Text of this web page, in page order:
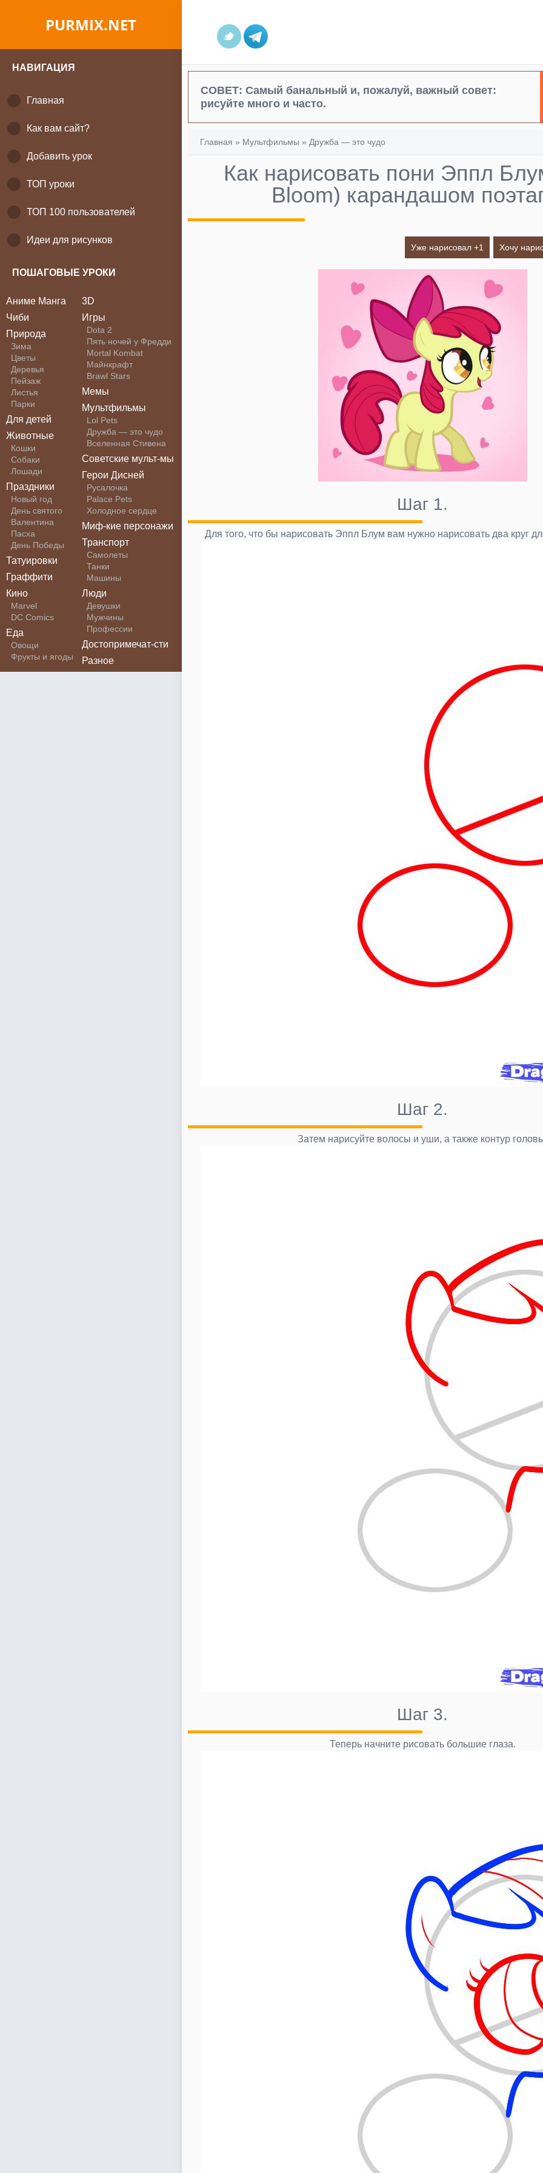
PURMIX.NET
НАВИГАЦИЯ
Главная
Как вам сайт?
Добавить урок
ТОП уроки
ТОП 100 пользователей
Идеи для рисунков
ПОШАГОВЫЕ УРОКИ
Аниме Манга
Чиби
Природа
Зима
Цветы
Деревья
Пейзаж
Листья
Парки
Для детей
Животные
Кошки
Собаки
Лошади
Праздники
Новый год
День святого
Валентина
Пасха
День Победы
Татуировки
Граффити
Кино
Marvel
DC Comics
Еда
Овощи
Фрукты и ягоды
3D
Игры
Dota 2
Пять ночей у Фредди
Mortal Kombat
Майнкрафт
Brawl Stars
Мемы
Мультфильмы
Lol Pets
Дружба — это чудо
Вселенная Стивена
Советские мульт-мы
Герои Дисней
Русалочка
Palace Pets
Холодное сердце
Миф-кие персонажи
Транспорт
Самолеты
Танки
Машины
Люди
Девушки
Мужчины
Профессии
Достопримечат-сти
Разное
СОВЕТ: Самый банальный и, пожалуй, важный совет:
рисуйте много и часто.
Главная » Мультфильмы » Дружба — это чудо
Как нарисовать пони Эппл
Bloom) карандашом
Уже нарисовал +1 Хочу
Шаг 1.
Для того, что бы нарисовать Эппл Блум вам нужно нарисовать два круг
Шаг 2.
Затем нарисуйте волосы и уши, а также контур
Шаг 3.
Теперь начните рисовать большие глаза.